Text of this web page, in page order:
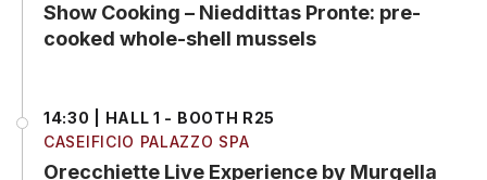
Show Cooking – Nieddittas Pronte: pre-
cooked whole-shell mussels
14:30 | HALL 1 - BOOTH R25
CASEIFICIO PALAZZO SPA
Orecchiette Live Experience by Murgella